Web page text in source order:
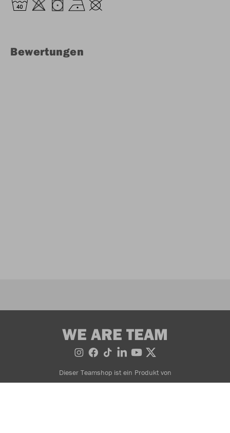
Bewertungen
WE ARE TEAM
Dieser Teamshop ist ein Produkt von